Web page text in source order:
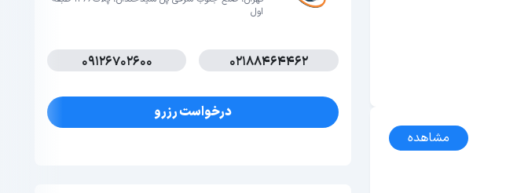
مشاهده
اول
02188464462
09126702600
درخواست رزرو